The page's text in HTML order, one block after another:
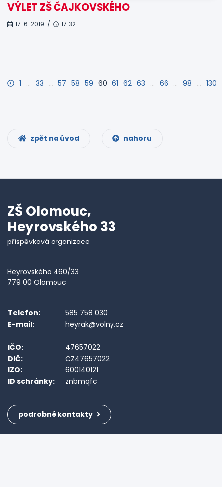
VÝLET ZŠ ČAJKOVSKÉHO
17. 6. 2019 / 17.32
1 … 33 … 57 58 59 60 61 62 63 … 66 … 98 … 130
zpět na úvod nahoru
ZŠ Olomouc,
Heyrovského 33
příspěvková organizace
Heyrovského 460/33
779 00 Olomouc
Telefon:
585 758 030
E-mail:
heyrak@volny.cz
IČO:
47657022
DIČ:
CZ47657022
IZO:
600140121
ID schránky:
znbmqfc
podrobné kontakty